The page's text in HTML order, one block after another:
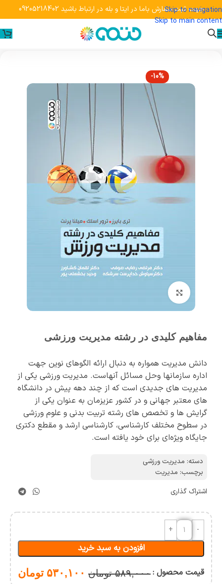
Skip to navigation
Skip to main content
جهت ثبت سفارش باما در ایتا و بله در ارتباط باشید 09205218402
-10%
برای بزرگنمایی کلیک کنید
مفاهیم کلیدی در رشته مدیریت ورزشی
دانش مدیریت همواره به دنبال ارائه الگوهای نوین جهت
اداره سازمان‏ها وحل مسائل آنهاست. مديريت ورزشي يكي از
مديريت‏ هاي ‏جديدي است كه از چند دهه پيش در دانشگاه
‏هاي ‏معتبر جهاني و در کشور عزیزمان به عنوان يكي از
گرايش ‏ها و تخصص ‏هاي ‏رشته تربيت بدني و علوم ورزشي
در سطوح مختلف كارشناسي، كارشناسي ارشد و مقطع دكتري
جايگاه ويژه‌اي براي خود يافته است.
دسته: مدیریت ورزشی
برچسب: مدیریت
اشتراک گذاری
افزودن به سبد خرید
قیمت محصول :۵۸۹,۰۰۰ تومان ۵۳۰,۱۰۰ تومان